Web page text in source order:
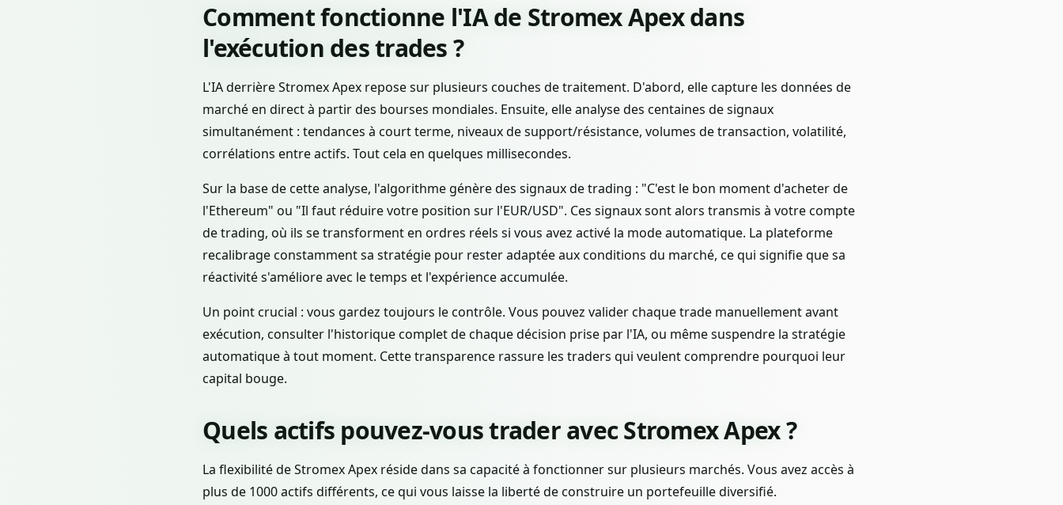
Comment fonctionne l'IA de Stromex Apex dans
l'exécution des trades ?
L'IA derrière Stromex Apex repose sur plusieurs couches de traitement. D'abord, elle capture les données de
marché en direct à partir des bourses mondiales. Ensuite, elle analyse des centaines de signaux
simultanément : tendances à court terme, niveaux de support/résistance, volumes de transaction, volatilité,
corrélations entre actifs. Tout cela en quelques millisecondes.
Sur la base de cette analyse, l'algorithme génère des signaux de trading : "C'est le bon moment d'acheter de
l'Ethereum" ou "Il faut réduire votre position sur l'EUR/USD". Ces signaux sont alors transmis à votre compte
de trading, où ils se transforment en ordres réels si vous avez activé la mode automatique. La plateforme
recalibrage constamment sa stratégie pour rester adaptée aux conditions du marché, ce qui signifie que sa
réactivité s'améliore avec le temps et l'expérience accumulée.
Un point crucial : vous gardez toujours le contrôle. Vous pouvez valider chaque trade manuellement avant
exécution, consulter l'historique complet de chaque décision prise par l'IA, ou même suspendre la stratégie
automatique à tout moment. Cette transparence rassure les traders qui veulent comprendre pourquoi leur
capital bouge.
Quels actifs pouvez-vous trader avec Stromex Apex ?
La flexibilité de Stromex Apex réside dans sa capacité à fonctionner sur plusieurs marchés. Vous avez accès à
plus de 1000 actifs différents, ce qui vous laisse la liberté de construire un portefeuille diversifié.